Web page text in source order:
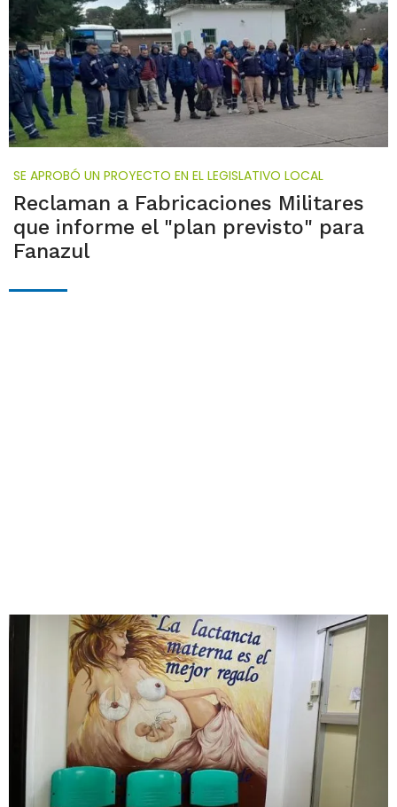
SE APROBÓ UN PROYECTO EN EL LEGISLATIVO LOCAL
Reclaman a Fabricaciones Militares
que informe el "plan previsto" para
Fanazul